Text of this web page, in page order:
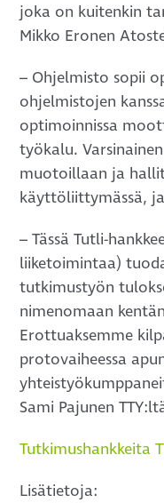
joka on kuitenkin
Mikko Eronen
– Ohjelmisto sopii
ohjelmistojen
optimoinnissa
työkalu.
muotoillaan ja
käyttöliittymässä,
– Tässä Tutli-
liiketoimintaa)
tutkimustyön
nimenomaan
Erottuaksemme
protovaiheessa
Sami Pajunen
Tutkimushankkeita
Lisätietoja: